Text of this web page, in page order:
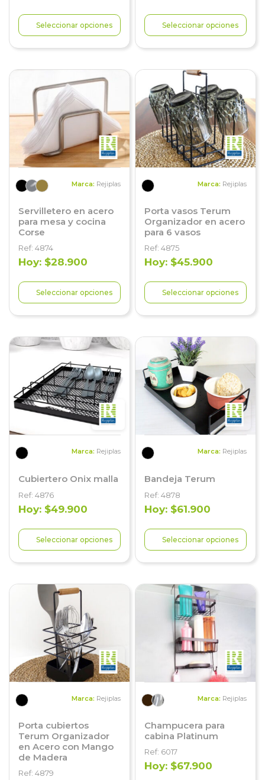
Seleccionar opciones Seleccionar opciones
Marca: Rejiplas
Servilletero en acero
para mesa y cocina
Corse
Ref: 4874
Hoy: $28.900
Seleccionar opciones
Marca: Rejiplas
Porta vasos Terum
Organizador en acero
para 6 vasos
Ref: 4875
Hoy: $45.900
Seleccionar opciones
Marca: Rejiplas
Cubiertero Onix malla
Ref: 4876
Hoy: $49.900
Seleccionar opciones
Marca: Rejiplas
Bandeja Terum
Ref: 4878
Hoy: $61.900
Seleccionar opciones
Marca: Rejiplas
Porta cubiertos
Terum Organizador
en Acero con Mango
de Madera
Ref: 4879
Marca: Rejiplas
Champucera para
cabina Platinum
Ref: 6017
Hoy: $67.900